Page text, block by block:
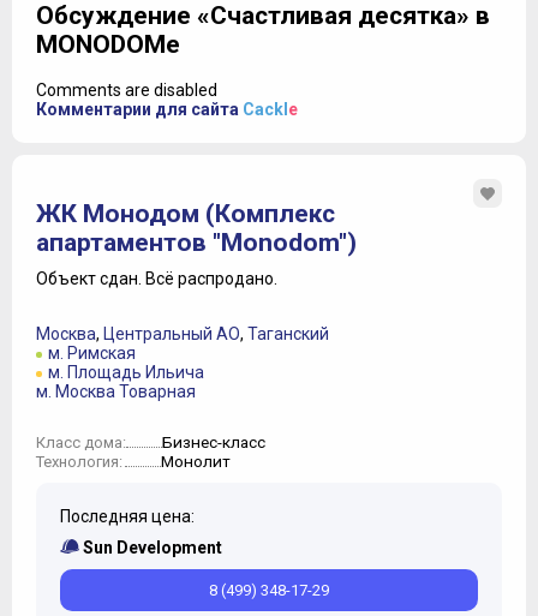
Обсуждение «Счастливая десятка» в
MONODOMе
Comments are disabled
Комментарии для сайта Cackl e
ЖК Монодом (Комплекс
апартаментов "Monodom")
Объект сдан. Всё распродано.
Москва, Центральный АО, Таганский
м. Римская
м. Площадь Ильича
м. Москва Товарная
Класс дома: Бизнес-класс
Технология: Монолит
Последняя цена:
Sun Development
8 (499) 348-17-29